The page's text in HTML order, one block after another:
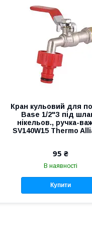
Кран кульовий для
Base 1/2"З під
нікельов., ручка-
SV140W15 Thermo
95 ₴
В наявності
Купити